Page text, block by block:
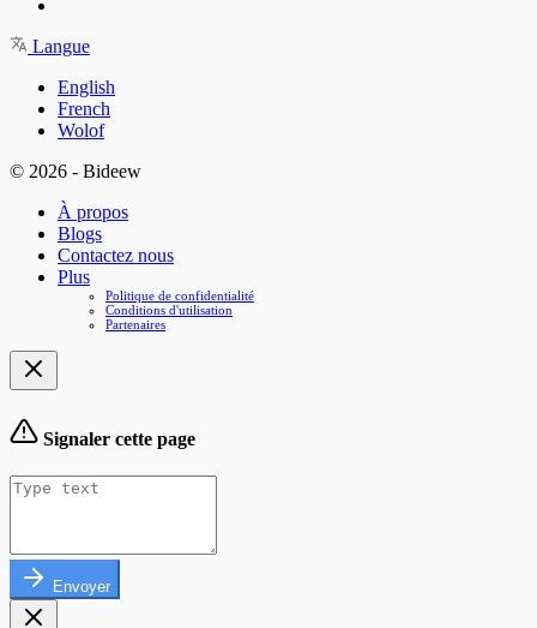
Langue
English
French
Wolof
© 2026 - Bideew
À propos
Blogs
Contactez nous
Plus
Politique de confidentialité
Conditions d'utilisation
Partenaires
Signaler cette page
Envoyer